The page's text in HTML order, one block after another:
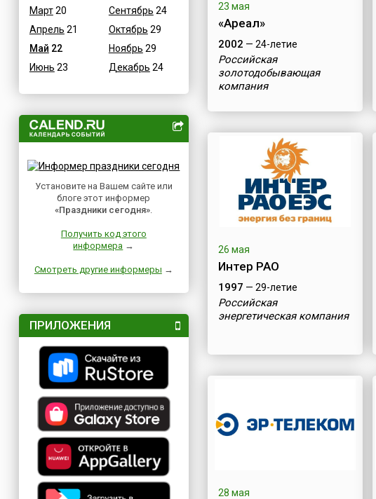
Март20
Апрель 21
Май 22
Июнь 23
Сентябрь 24
Октябрь 29
Ноябрь 29
Декабрь 24
Установите на Вашем сайте или
блоге этот информер
«Праздники сегодня».
Получить код этого
информера →
Смотреть другие информеры →
ПРИЛОЖЕНИЯ
23 мая
«Ареал»
2002 — 24-летие
Российская
золотодобывающая
компания
26 мая
Интер РАО
1997 — 29-летие
Российская
энергетическая компания
28 мая